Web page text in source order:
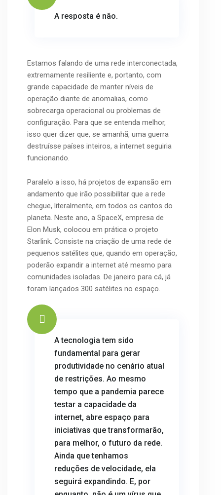
A resposta é não.
Estamos falando de uma rede interconectada,
extremamente resiliente e, portanto, com
grande capacidade de manter níveis de
operação diante de anomalias, como
sobrecarga operacional ou problemas de
configuração. Para que se entenda melhor,
isso quer dizer que, se amanhã, uma guerra
destruísse países inteiros, a internet seguiria
funcionando.
Paralelo a isso, há projetos de expansão em
andamento que irão possibilitar que a rede
chegue, literalmente, em todos os cantos do
planeta. Neste ano, a SpaceX, empresa de
Elon Musk, colocou em prática o projeto
Starlink. Consiste na criação de uma rede de
pequenos satélites que, quando em operação,
poderão expandir a internet até mesmo para
comunidades isoladas. De janeiro para cá, já
foram lançados 300 satélites no espaço.
A tecnologia tem sido
fundamental para gerar
produtividade no cenário atual
de restrições. Ao mesmo
tempo que a pandemia parece
testar a capacidade da
internet, abre espaço para
iniciativas que transformarão,
para melhor, o futuro da rede.
Ainda que tenhamos
reduções de velocidade, ela
seguirá expandindo. E, por